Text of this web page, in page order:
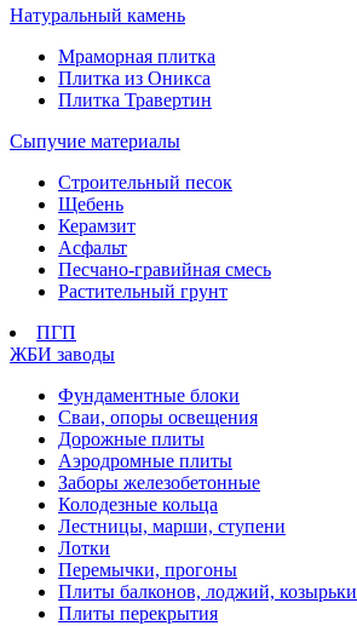
Натуральный камень
Мраморная плитка
Плитка из Оникса
Плитка Травертин
Сыпучие материалы
Строительный песок
Щебень
Керамзит
Асфальт
Песчано-гравийная смесь
Растительный грунт
ПГП
ЖБИ заводы
Фундаментные блоки
Сваи, опоры освещения
Дорожные плиты
Аэродромные плиты
Заборы железобетонные
Колодезные кольца
Лестницы, марши, ступени
Лотки
Перемычки, прогоны
Плиты балконов, лоджий, козырьки
Плиты перекрытия